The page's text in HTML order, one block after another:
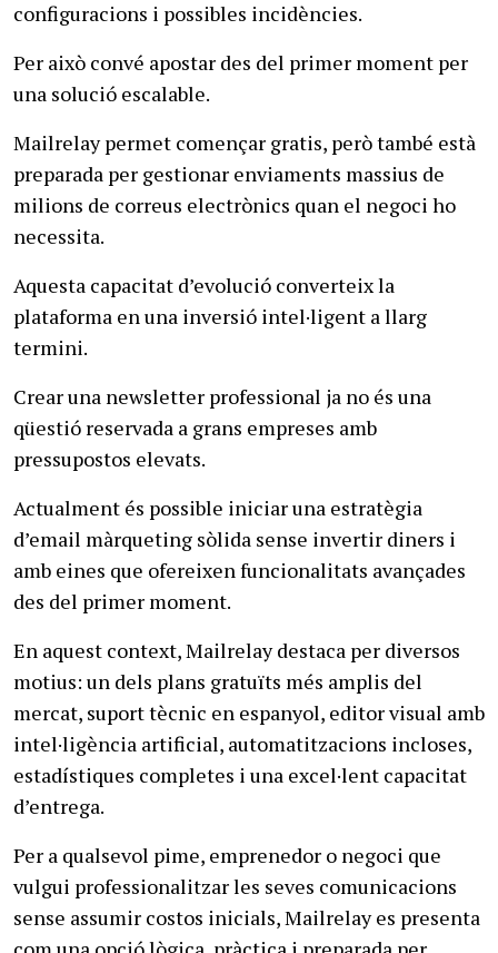
configuracions i possibles incidències.
Per això convé apostar des del primer moment per
una solució escalable.
Mailrelay permet començar gratis, però també està
preparada per gestionar enviaments massius de
milions de correus electrònics quan el negoci ho
necessita.
Aquesta capacitat d’evolució converteix la
plataforma en una inversió intel·ligent a llarg
termini.
Crear una newsletter professional ja no és una
qüestió reservada a grans empreses amb
pressupostos elevats.
Actualment és possible iniciar una estratègia
d’email màrqueting sòlida sense invertir diners i
amb eines que ofereixen funcionalitats avançades
des del primer moment.
En aquest context, Mailrelay destaca per diversos
motius: un dels plans gratuïts més amplis del
mercat, suport tècnic en espanyol, editor visual amb
intel·ligència artificial, automatitzacions incloses,
estadístiques completes i una excel·lent capacitat
d’entrega.
Per a qualsevol pime, emprenedor o negoci que
vulgui professionalitzar les seves comunicacions
sense assumir costos inicials, Mailrelay es presenta